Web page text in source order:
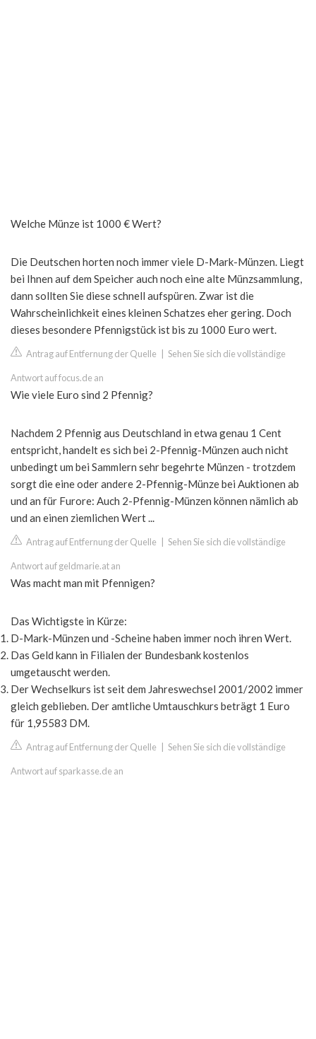
Welche Münze ist 1000 € Wert?
Die Deutschen horten noch immer viele D-Mark-Münzen. Liegt
bei Ihnen auf dem Speicher auch noch eine alte Münzsammlung,
dann sollten Sie diese schnell aufspüren. Zwar ist die
Wahrscheinlichkeit eines kleinen Schatzes eher gering. Doch
dieses besondere Pfennigstück ist bis zu 1000 Euro wert.
Antrag auf Entfernung der Quelle Sehen Sie sich die vollständige
Antwort auf focus.de an
Wie viele Euro sind 2 Pfennig?
Nachdem 2 Pfennig aus Deutschland in etwa genau 1 Cent
entspricht, handelt es sich bei 2-Pfennig-Münzen auch nicht
unbedingt um bei Sammlern sehr begehrte Münzen - trotzdem
sorgt die eine oder andere 2-Pfennig-Münze bei Auktionen ab
und an für Furore: Auch 2-Pfennig-Münzen können nämlich ab
und an einen ziemlichen Wert ...
Antrag auf Entfernung der Quelle Sehen Sie sich die vollständige
Antwort auf geldmarie.at an
Was macht man mit Pfennigen?
Das Wichtigste in Kürze:
D-Mark-Münzen und -Scheine haben immer noch ihren Wert.
Das Geld kann in Filialen der Bundesbank kostenlos
umgetauscht werden.
Der Wechselkurs ist seit dem Jahreswechsel 2001/2002 immer
gleich geblieben. Der amtliche Umtauschkurs beträgt 1 Euro
für 1,95583 DM.
Antrag auf Entfernung der Quelle Sehen Sie sich die vollständige
Antwort auf sparkasse.de an